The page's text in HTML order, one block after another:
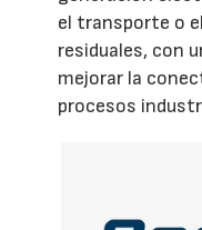
el transporte o
residuales, con
mejorar la
procesos